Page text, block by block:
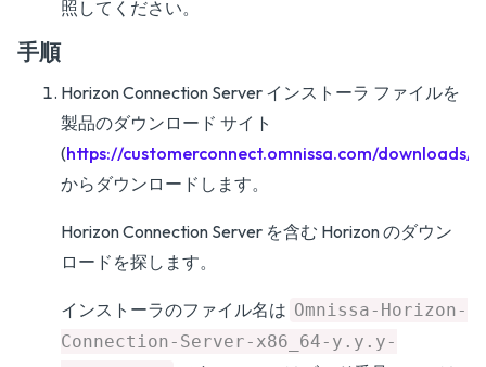
照してください。
手順
Horizon Connection Server インストーラ ファイルを
製品のダウンロード サイト
(https://customerconnect.omnissa.com/downloads/
からダウンロードします。
Horizon Connection Server を含む Horizon のダウン
ロードを探します。
インストーラのファイル名は Omnissa-Horizon-
Connection-Server-x86_64-y.y.y-